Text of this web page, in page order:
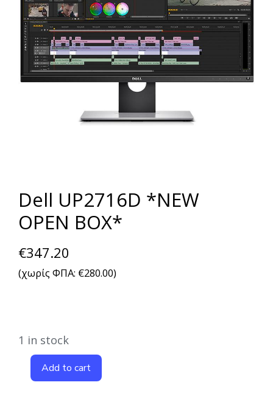
Dell UP2716D *NEW
OPEN BOX*
€347.20
(χωρίς ΦΠΑ: €280.00)
1 in stock
Add to cart